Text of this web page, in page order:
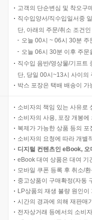
고객의 단순변심 및 착오구
직수입양서/직수입일서중
단, 아래의 주문/취소 조건
오늘 00시 ~ 06시 30분
오늘 06시 30분 이후 주
직수입 음반/영상물/기프트
단, 당일 00시~13시 사이의
박스 포장은 택배 배송이
소비자의 책임 있는 사유로
소비자의 사용, 포장 개봉
복제가 가능한 상품 등의
소비자의 요청에 따라 개별
디지털 컨텐츠인 eBook,
eBook 대여 상품은 대여 기
모바일 쿠폰 등록 후 취소/
중고상품이 구매확정(자동
LP상품의 재생 불량 원인
시간의 경과에 의해 재판매
전자상거래 등에서의 소비